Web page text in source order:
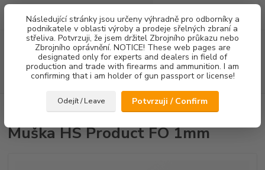
Následující stránky jsou určeny výhradně pro odborníky a
podnikatele v oblasti výroby a prodeje sřelných zbraní a
střeliva. Potvrzuji, že jsem držitel Zbrojního průkazu nebo
Zbrojního oprávnění. NOTICE! These web pages are
designated only for experts and dealers in field of
production and trade with firearms and ammunition. I am
confirming that i am holder of gun passport or license!
Odejít / Leave Potvrzuji / Confirm
Menu
Hledat
za0,00 Kč
Muška HS Product FO 1mm
Muška HS Product FO 1mm